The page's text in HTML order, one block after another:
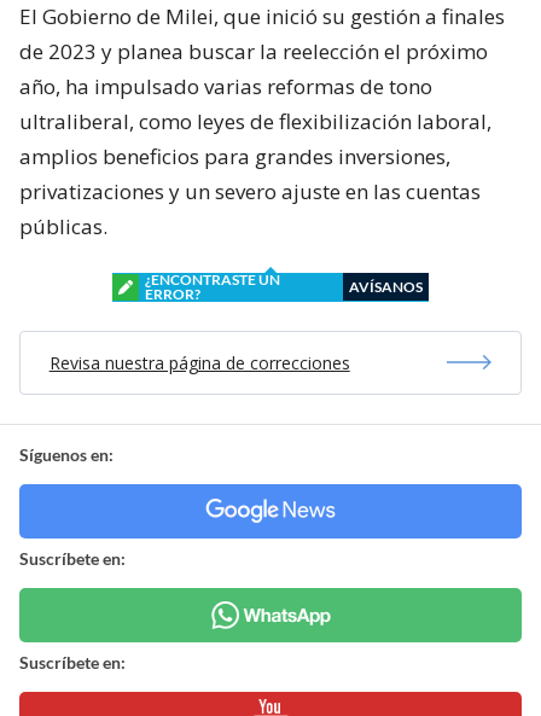
El Gobierno de Milei, que inició su gestión a finales
de 2023 y planea buscar la reelección el próximo
año, ha impulsado varias reformas de tono
ultraliberal, como leyes de flexibilización laboral,
amplios beneficios para grandes inversiones,
privatizaciones y un severo ajuste en las cuentas
públicas.
¿ENCONTRASTE UN
ERROR?
AVÍSANOS
Revisa nuestra página de correcciones
Síguenos en:
Suscríbete en:
Suscríbete en: